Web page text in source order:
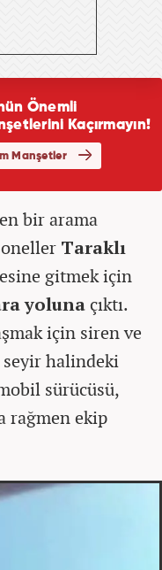
bir arama
Taraklı
gitmek için
yolunaçıktı.
için siren ve
seyir halindeki
sürücüsü,
rağmen ekip